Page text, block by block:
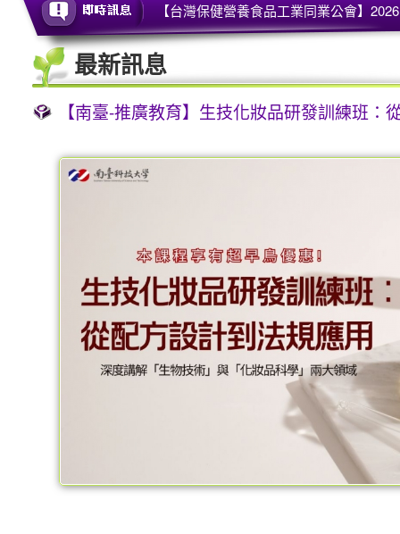
【台灣保健營養食品工業同業公會】
最新訊息
【南臺-推廣教育】生技化妝品研發訓練班：